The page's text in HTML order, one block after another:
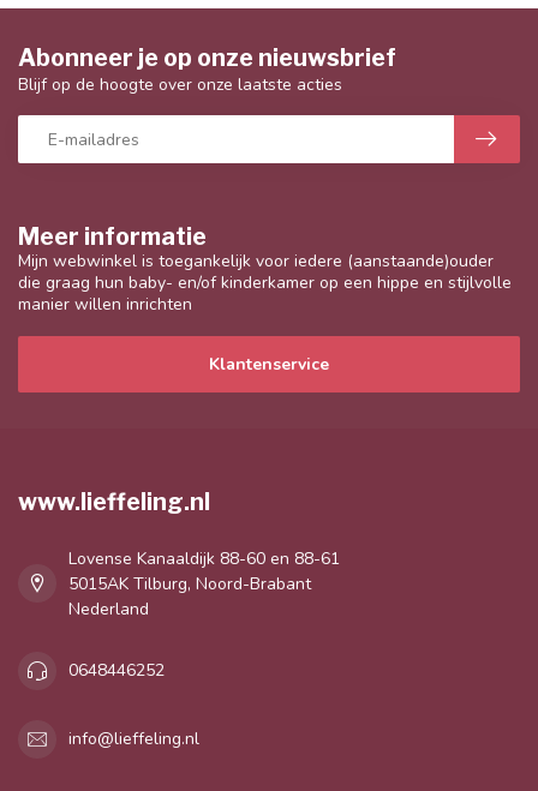
Meer informatie
Mijn webwinkel is toegankelijk voor iedere (aanstaande)ouder
die graag hun baby- en/of kinderkamer op een hippe en stijlvolle
manier willen inrichten
Klantenservice
Abonneer je op onze nieuwsbrief
Blijf op de hoogte over onze laatste acties
www.lieffeling.nl
Lovense Kanaaldijk 88-60 en 88-61
5015AK Tilburg, Noord-Brabant
Nederland
0648446252
info@lieffeling.nl